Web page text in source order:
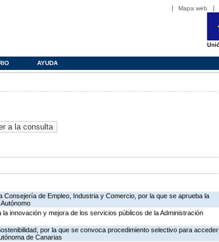
Mapa web
AYUDA
de Empleo, Industria y Comercio, por la que se aprueba la
innovación y mejora de los servicios públicos de la Administración
por la que se convoca procedimiento selectivo para acceder
de Canarias